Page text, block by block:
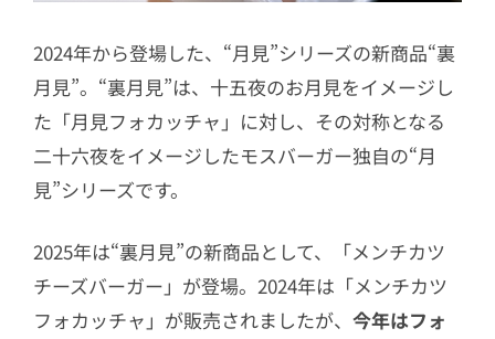
2024年から登場した、“月見”シリーズの新商品“裏
月見”。“裏月見”は、十五夜のお月見をイメージし
た「月見フォカッチャ」に対し、その対称となる
二十六夜をイメージしたモスバーガー独自の“月
見”シリーズです。
2025年は“裏月見”の新商品として、「メンチカツ
チーズバーガー」が登場。2024年は「メンチカツ
フォカッチャ」が販売されましたが、 今年はフォ